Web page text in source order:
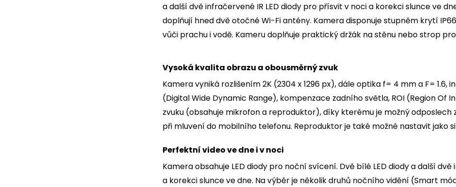
a další dvě infračervené IR LED diody pro přísvit v noci a korekci slunce ve
doplňují hned dvě otočné Wi-Fi antény. Kamera disponuje stupněm krytí
vůči prachu i vodě. Kameru doplňuje praktický držák na stěnu nebo strop
Vysoká kvalita obrazu a obousměrný zvuk
Kamera vyniká rozlišením 2K (2304 x 1296 px), dále optika f= 4 mm a F= 1.6,
(Digital Wide Dynamic Range), kompenzace zadního světla, ROI (Region
zvuku (obsahuje mikrofon a reproduktor), díky kterému je možný
při mluvení do mobilního telefonu. Reproduktor je také možné nastavit jako
Perfektní video ve dne i v noci
Kamera obsahuje LED diody pro noční svícení. Dvě bílé LED diody a další
a korekci slunce ve dne. Na výběr je několik druhů nočního vidění (Smart